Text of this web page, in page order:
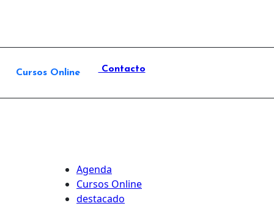
Cursos Online Contacto
Agenda
Cursos Online
destacado